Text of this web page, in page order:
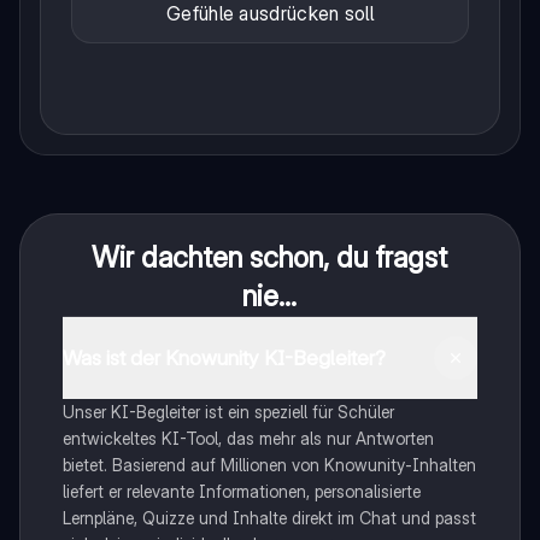
Gefühle ausdrücken soll
Wir dachten schon, du fragst
nie...
Unser KI-Begleiter ist ein speziell für Schüler
entwickeltes KI-Tool, das mehr als nur Antworten
bietet. Basierend auf Millionen von Knowunity-Inhalten
liefert er relevante Informationen, personalisierte
Lernpläne, Quizze und Inhalte direkt im Chat und passt